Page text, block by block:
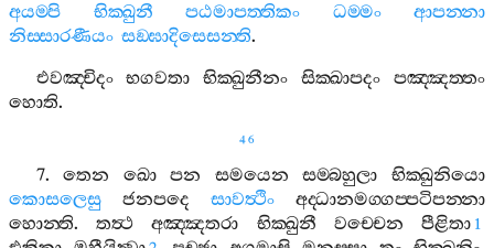
අයම‍්පි
භික‍්ඛුනී පඨමාපත‍්තිකං ධම‍්මං
ආපන‍්නා
නිස‍්සාරණීයං සඞ‍්ඝාදිසෙසන‍්ති.
එවඤ‍්චිදං
භගවතා භික‍්ඛුනීනං සික‍්ඛාපදං
පඤ‍්ඤත‍්තං
හොති.
46
7.තෙන ඛො පන සමයෙන සම‍්බහුලා
භික‍්ඛුනියො
කොසලෙසු
ජනපදෙ සාවත්‍ථිං
අද‍්ධානමග‍්ගප‍්පටිපන‍්නා
හොන‍්ති.තත්‍ථ අඤ‍්ඤතරා භික‍්ඛුනී වච‍්චෙන පීළිතා 1